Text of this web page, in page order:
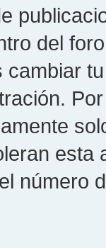
del
cambiar
esta
número